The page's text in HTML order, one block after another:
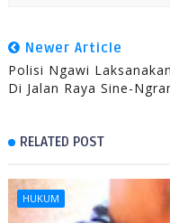
Newer Article
Polisi Ngawi
Di Jalan Raya Sine-
RELATED POST
HUKUM